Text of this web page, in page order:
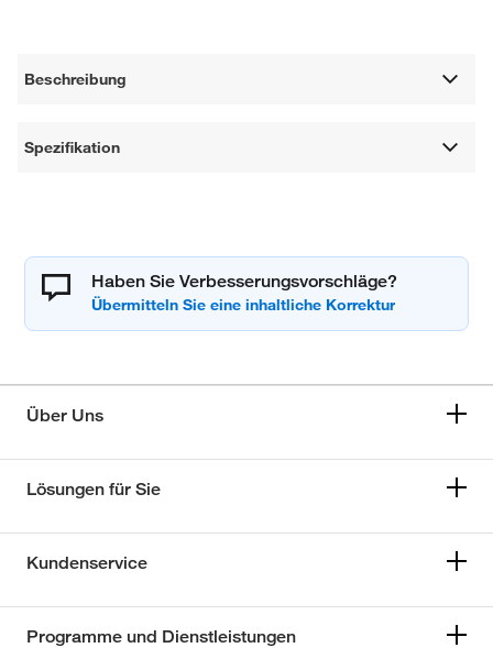
Beschreibung
Spezifikation
Haben Sie Verbesserungsvorschläge?
Über Uns
Lösungen für Sie
Kundenservice
Programme und Dienstleistungen